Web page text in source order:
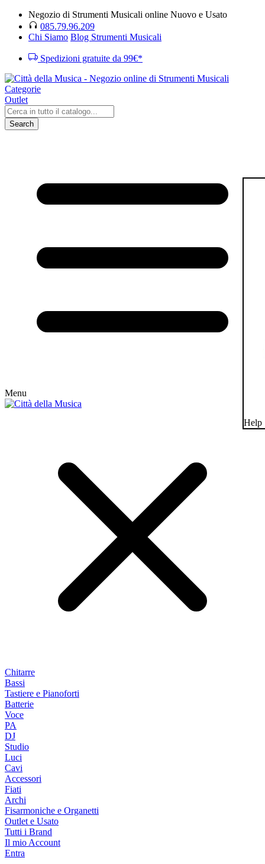
Negozio di Strumenti Musicali online Nuovo e Usato
085.79.96.209
Chi Siamo Blog Strumenti Musicali
Spedizioni gratuite da 99€*
Categorie
Outlet
Search
Menu
Chitarre
Bassi
Tastiere e Pianoforti
Batterie
Voce
PA
DJ
Studio
Luci
Cavi
Accessori
Fiati
Archi
Fisarmoniche e Organetti
Outlet e Usato
Tutti i Brand
Il mio Account
Entra
Help